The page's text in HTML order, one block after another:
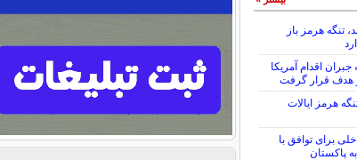
تنگه هرمز باز
اقدام آمریکا
هدف قرار گرفت
هرمز ایالات
برای توافق با
پاکستان